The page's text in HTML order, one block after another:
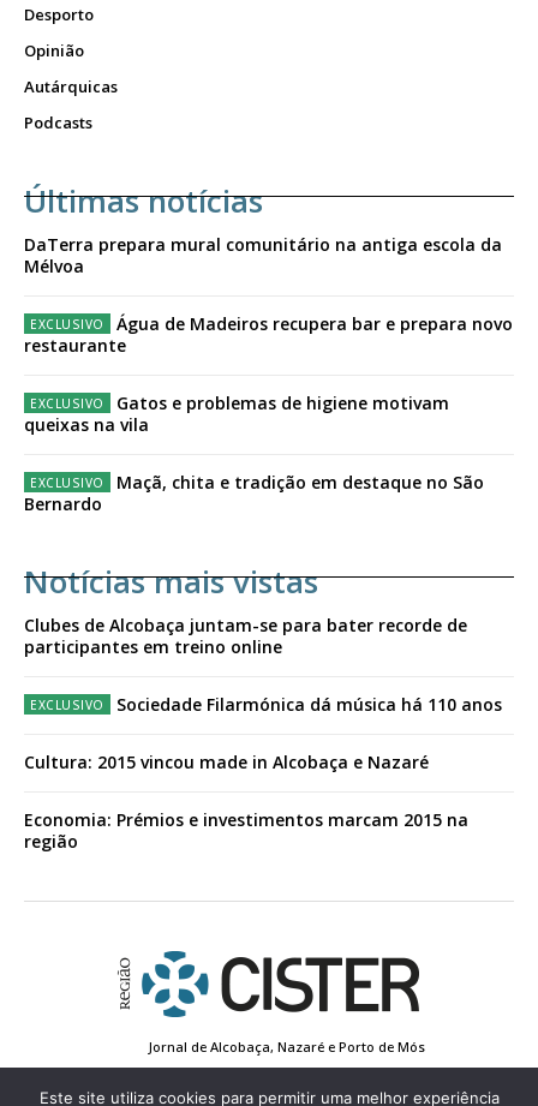
Desporto
Opinião
Autárquicas
Podcasts
Últimas notícias
DaTerra prepara mural comunitário na antiga escola da
Mélvoa
Água de Madeiros recupera bar e prepara novo
restaurante
Gatos e problemas de higiene motivam
queixas na vila
Maçã, chita e tradição em destaque no São
Bernardo
Notícias mais vistas
Clubes de Alcobaça juntam-se para bater recorde de
participantes em treino online
Sociedade Filarmónica dá música há 110 anos
Cultura: 2015 vincou made in Alcobaça e Nazaré
Economia: Prémios e investimentos marcam 2015 na
região
Jornal de Alcobaça, Nazaré e Porto de Mós
Conta de Registo
Edição Impressa
Este site utiliza cookies para permitir uma melhor experiência